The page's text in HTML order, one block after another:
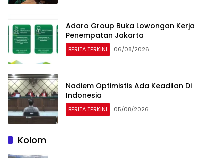
Adaro Group Buka Lowongan Kerja
Penempatan Jakarta
BERITA TERKINI 06/08/2026
Nadiem Optimistis Ada Keadilan Di
Indonesia
BERITA TERKINI 05/08/2026
Kolom